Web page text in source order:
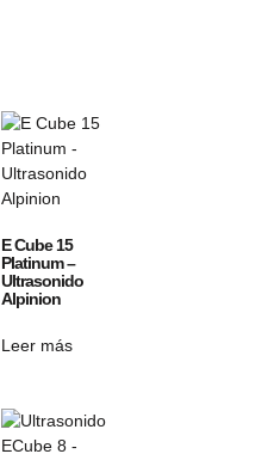
E Cube 15
Platinum –
Ultrasonido
Alpinion
Leer más